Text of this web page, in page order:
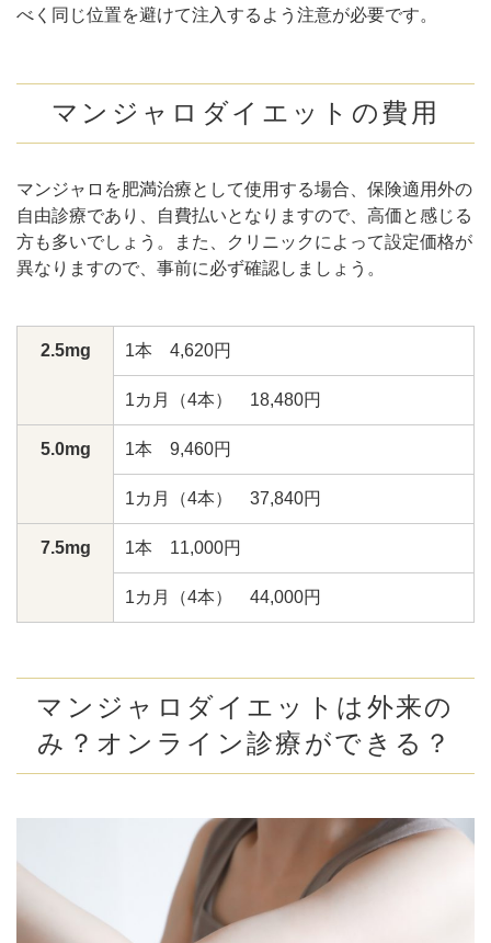
べく同じ位置を避けて注入するよう注意が必要です。
マンジャロダイエットの費用
マンジャロを肥満治療として使用する場合、保険適用外の
自由診療であり、自費払いとなりますので、高価と感じる
方も多いでしょう。また、クリニックによって設定価格が
異なりますので、事前に必ず確認しましょう。
2.5mg 1本 4,620円
1カ月（4本） 18,480円
5.0mg 1本 9,460円
1カ月（4本） 37,840円
7.5mg 1本 11,000円
1カ月（4本） 44,000円
マンジャロダイエットは外来の
み？オンライン診療ができる？